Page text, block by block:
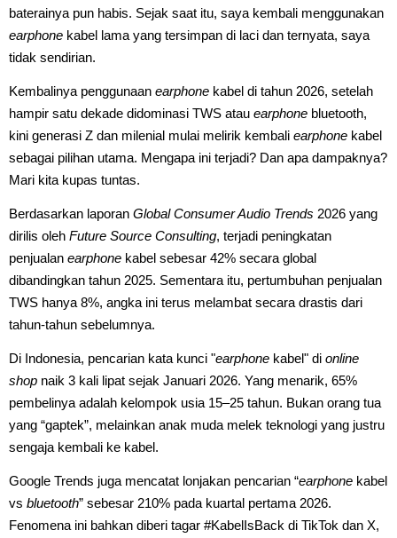
baterainya pun habis. Sejak saat itu, saya kembali menggunakan
earphone kabel lama yang tersimpan di laci dan ternyata, saya
tidak sendirian.
Kembalinya penggunaan earphone kabel di tahun 2026, setelah
hampir satu dekade didominasi TWS atau earphone bluetooth,
kini generasi Z dan milenial mulai melirik kembali earphone kabel
sebagai pilihan utama. Mengapa ini terjadi? Dan apa dampaknya?
Mari kita kupas tuntas.
Berdasarkan laporan Global Consumer Audio Trends 2026 yang
dirilis oleh Future Source Consulting, terjadi peningkatan
penjualan earphone kabel sebesar 42% secara global
dibandingkan tahun 2025. Sementara itu, pertumbuhan penjualan
TWS hanya 8%, angka ini terus melambat secara drastis dari
tahun-tahun sebelumnya.
Di Indonesia, pencarian kata kunci "earphone kabel" di online
shop naik 3 kali lipat sejak Januari 2026. Yang menarik, 65%
pembelinya adalah kelompok usia 15–25 tahun. Bukan orang tua
yang “gaptek”, melainkan anak muda melek teknologi yang justru
sengaja kembali ke kabel.
Google Trends juga mencatat lonjakan pencarian “earphone kabel
vs bluetooth” sebesar 210% pada kuartal pertama 2026.
Fenomena ini bahkan diberi tagar #KabelIsBack di TikTok dan X,